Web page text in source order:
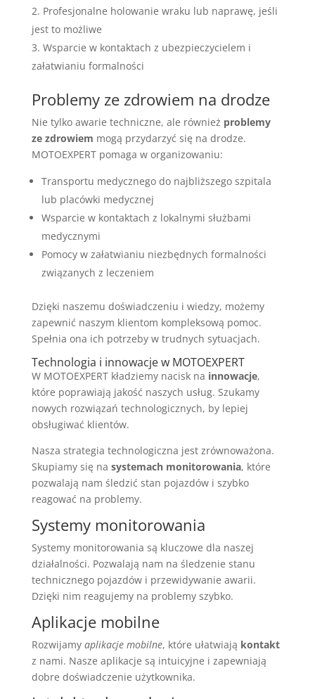
Profesjonalne holowanie wraku lub naprawę, jeśli
jest to możliwe
Wsparcie w kontaktach z ubezpieczycielem i
załatwianiu formalności
Problemy ze zdrowiem na drodze
Nie tylko awarie techniczne, ale również problemy
ze zdrowiem mogą przydarzyć się na drodze.
MOTOEXPERT pomaga w organizowaniu:
Transportu medycznego do najbliższego szpitala
lub placówki medycznej
Wsparcie w kontaktach z lokalnymi służbami
medycznymi
Pomocy w załatwianiu niezbędnych formalności
związanych z leczeniem
Dzięki naszemu doświadczeniu i wiedzy, możemy
zapewnić naszym klientom kompleksową pomoc.
Spełnia ona ich potrzeby w trudnych sytuacjach.
Technologia i innowacje w MOTOEXPERT
W MOTOEXPERT kładziemy nacisk na innowacje,
które poprawiają jakość naszych usług. Szukamy
nowych rozwiązań technologicznych, by lepiej
obsługiwać klientów.
Nasza strategia technologiczna jest zrównoważona.
Skupiamy się na systemach monitorowania, które
pozwalają nam śledzić stan pojazdów i szybko
reagować na problemy.
Systemy monitorowania
Systemy monitorowania są kluczowe dla naszej
działalności. Pozwalają nam na śledzenie stanu
technicznego pojazdów i przewidywanie awarii.
Dzięki nim reagujemy na problemy szybko.
Aplikacje mobilne
Rozwijamy aplikacje mobilne, które ułatwiają kontakt
z nami. Nasze aplikacje są intuicyjne i zapewniają
dobre doświadczenie użytkownika.